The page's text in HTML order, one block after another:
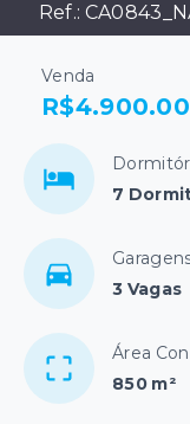
Ref.:
Venda
7
3 Vagas
Área
850 m²